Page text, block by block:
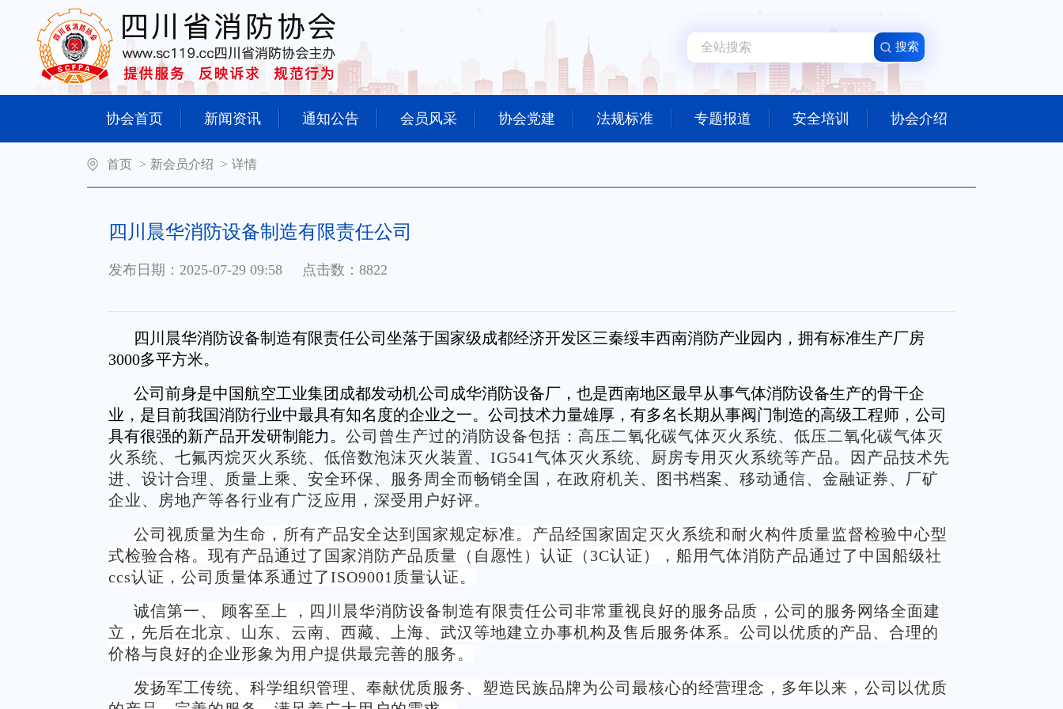
协会首页 新闻资讯 通知公告 会员风采 协会党建 法规标准 专题报道 安全培训 协会介绍
首页 > 新会员介绍 > 详情
四川晨华消防设备制造有限责任公司
发布日期：2025-07-29 09:58 点击数：8822
四川晨华消防设备制造有限责任公司坐落于国家级成都经济开发区三秦绥丰西南消防产业园内，拥有标准生产厂房
3000多平方米。
公司前身是中国航空工业集团成都发动机公司成华消防设备厂，也是西南地区最早从事气体消防设备生产的骨干企
业，是目前我国消防行业中最具有知名度的企业之一。公司技术力量雄厚，有多名长期从事阀门制造的高级工程师，公司
具有很强的新产品开发研制能力。 公司曾生产过的消防设备包括：高压二氧化碳气体灭火系统、低压二氧化碳气体灭
火系统、七氟丙烷灭火系统、低倍数泡沫灭火装置、IG541气体灭火系统、厨房专用灭火系统等产品。因产品技术先
进、设计合理、质量上乘、安全环保、服务周全而畅销全国，在政府机关、图书档案、移动通信、金融证券、厂矿
企业、房地产等各行业有广泛应用，深受用户好评。
公司视质量为生命，所有产品安全达到国家规定标准。产品经国家固定灭火系统和耐火构件质量监督检验中心型
式检验合格。现有产品通过了国家消防产品质量（自愿性）认证（3C认证），船用气体消防产品通过了中国船级社
ccs认证，公司质量体系通过了ISO9001质量认证。
诚信第一、 顾客至上 ，四川晨华消防设备制造有限责任公司非常重视良好的服务品质，公司的服务网络全面建
立，先后在北京、山东、云南、西藏、上海、武汉等地建立办事机构及售后服务体系。公司以优质的产品、合理的
价格与良好的企业形象为用户提供最完善的服务。
发扬军工传统、科学组织管理、奉献优质服务、塑造民族品牌为公司最核心的经营理念，多年以来，公司以优质